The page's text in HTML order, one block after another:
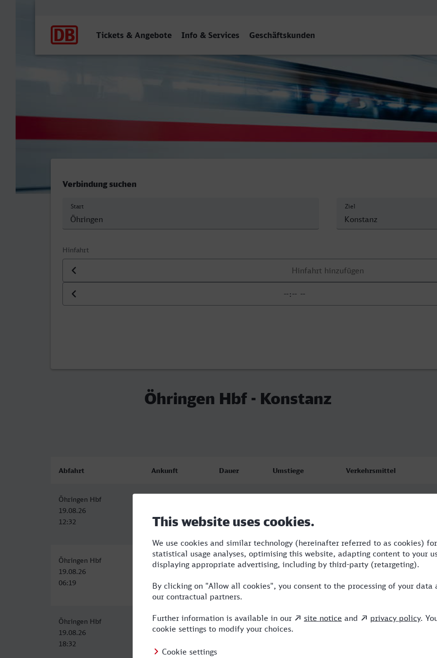
Tickets & Angebote Info & Services Geschäftskunden
Verbindung suchen
Start Ziel
Hinfahrt
Datum der Hinfahrt
Uhrzeit der Hinfahrt
Öhringen Hbf - Konstanz
Abfahrt Ankunft Dauer Umstiege Verkehrsmittel
Öhringen Hbf
19.08.26
12:32
16:47
Öhringen Hbf
19.08.26
06:19
Konstanz
19.08.26
11:16
4:57 RB,RE,ARV
Öhringen Hbf
19.08.26
18:32
Konstanz
19.08.26
4:44 3 RB,RE